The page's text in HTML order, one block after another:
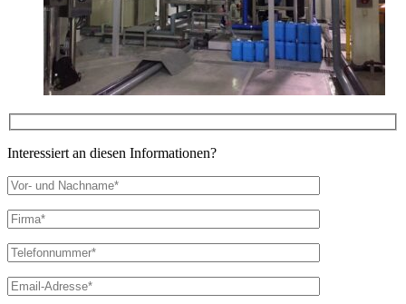
Interessiert an diesen Informationen?